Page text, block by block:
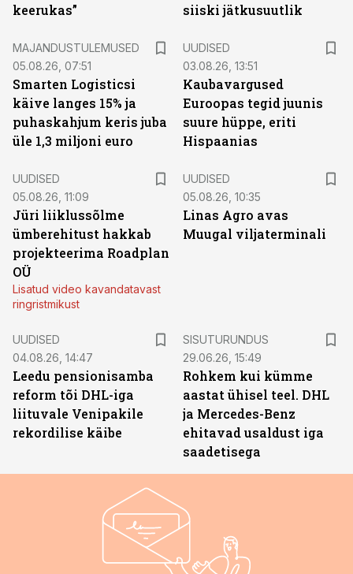
keerukas”
siiski jätkusuutlik
MAJANDUSTULEMUSED
05.08.26, 07:51
Smarten Logisticsi
käive langes 15% ja
puhaskahjum keris juba
üle 1,3 miljoni euro
UUDISED
03.08.26, 13:51
Kaubavargused
Euroopas tegid juunis
suure hüppe, eriti
Hispaanias
UUDISED
05.08.26, 11:09
Jüri liiklussõlme
ümberehitust hakkab
projekteerima Roadplan
OÜ
Lisatud video kavandatavast
ringristmikust
UUDISED
05.08.26, 10:35
Linas Agro avas
Muugal viljaterminali
UUDISED
04.08.26, 14:47
Leedu pensionisamba
reform tõi DHL-iga
liituvale Venipakile
rekordilise käibe
SISUTURUNDUS
29.06.26, 15:49
Rohkem kui kümme
aastat ühisel teel. DHL
ja Mercedes-Benz
ehitavad usaldust iga
saadetisega